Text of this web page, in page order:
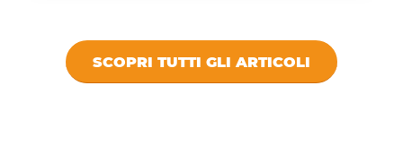
SCOPRI TUTTI GLI ARTICOLI